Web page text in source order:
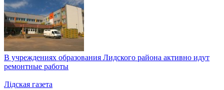
В учреждениях образования Лидского района активно идут
ремонтные работы
Лiдская газета